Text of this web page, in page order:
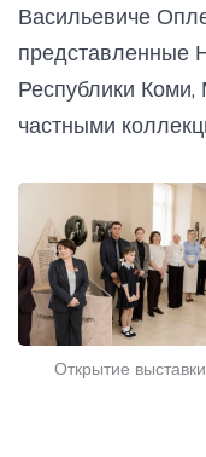
Васильевиче
представленные
Республики
частными
Открытие